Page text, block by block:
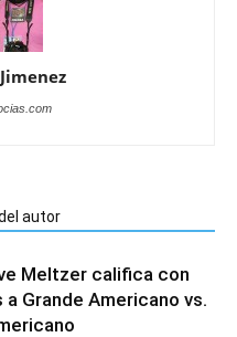
autor
Meltzer califica con
Grande Americano vs.